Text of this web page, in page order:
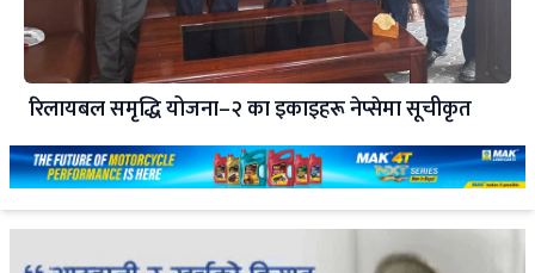
रिलायबल समृद्धि योजना–२ का इकाइहरू नेप्सेमा सूचीकृत